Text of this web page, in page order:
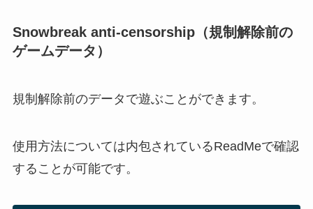
Snowbreak anti-censorship（規制解除前の
ゲームデータ）
規制解除前のデータで遊ぶことができます。
使用方法については内包されているReadMeで確認
することが可能です。